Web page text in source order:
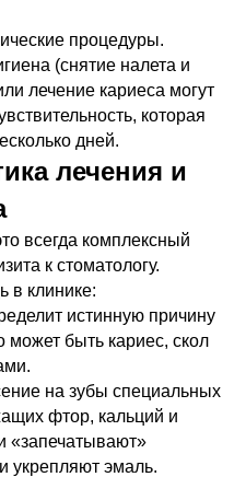
процедуры.
(снятие налета и
лечение кариеса могут
которая
дней.
лечения и
всегда комплексный
к стоматологу.
в клинике:
истинную причину
может быть кариес, скол
на зубы специальных
фтор, кальций и
«запечатывают»
укрепляют эмаль.